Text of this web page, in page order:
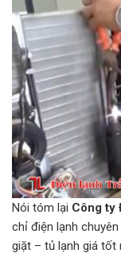
Nói tóm lại Công ty
chỉ điện lạnh
giặt – tủ lạnh giá tốt